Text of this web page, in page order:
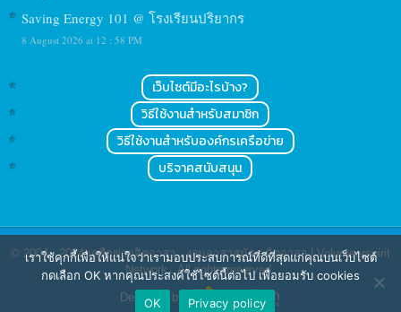
Saving Energy 101 @ โรงเรียนปริยากร
8 August 2026 at 12 : 58 PM
เว็บไซต์มีอะไรบ้าง?
วิธีใช้งานสำหรับสมาชิก
วิธีใช้งานสำหรับองค์กรเครือข่าย
บริจาคสนับสนุน
© 2004 - 2024เครือข่ายจิตอาสา : งานอาสาสมัคร จิตอาสา | Volunteerspirit
Network . All rights reserved.
Designed by
เราใช้คุกกี้เพื่อให้แน่ใจว่าเรามอบประสบการณ์ที่ดีที่สุดแก่คุณบนเว็บไซต์
กดเลือก OK หากคุณประสงค์ใช้ไซต์นี้ต่อไป เพื่อยอมรับ cookies
OK
Privacy policy